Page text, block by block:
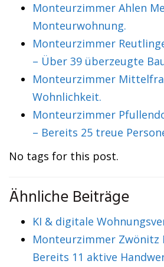
Monteurzimmer Ahlen
Monteurwohnung.
Monteurzimmer
– Über 39 überzeugte
Monteurzimmer
Wohnlichkeit.
Monteurzimmer
– Bereits 25 treue
No tags for this post.
Ähnliche Beiträge
KI & digitale
Monteurzimmer Zwönitz
Bereits 11 aktive